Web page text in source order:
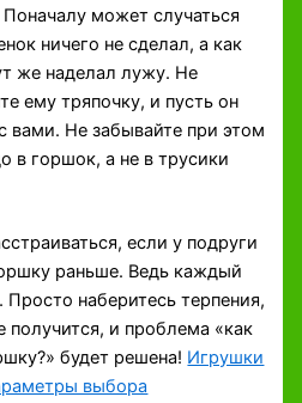
может случаться
ничего не сделал, а как
же наделал лужу. Не
ему тряпочку, и пусть он
вами. Не забывайте при этом
в горшок, а не в трусики
если у подруги
раньше. Ведь каждый
наберитесь терпения,
получится, и проблема «как
будет решена! Игрушки
выбора